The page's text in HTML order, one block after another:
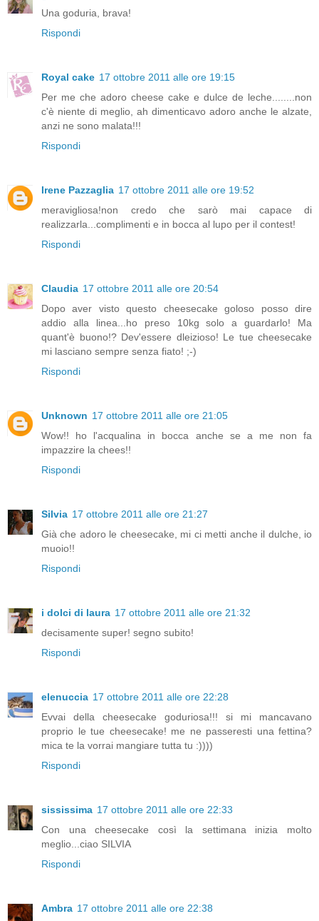
Una goduria, brava!
Rispondi
Royal cake 17 ottobre 2011 alle ore 19:15
Per me che adoro cheese cake e dulce de leche........non
c'è niente di meglio, ah dimenticavo adoro anche le alzate,
anzi ne sono malata!!!
Rispondi
Irene Pazzaglia 17 ottobre 2011 alle ore 19:52
meravigliosa!non credo che sarò mai capace di
realizzarla...complimenti e in bocca al lupo per il contest!
Rispondi
Claudia 17 ottobre 2011 alle ore 20:54
Dopo aver visto questo cheesecake goloso posso dire
addio alla linea...ho preso 10kg solo a guardarlo! Ma
quant'è buono!? Dev'essere dleizioso! Le tue cheesecake
mi lasciano sempre senza fiato! ;-)
Rispondi
Unknown 17 ottobre 2011 alle ore 21:05
Wow!! ho l'acqualina in bocca anche se a me non fa
impazzire la chees!!
Rispondi
Silvia 17 ottobre 2011 alle ore 21:27
Già che adoro le cheesecake, mi ci metti anche il dulche, io
muoio!!
Rispondi
i dolci di laura 17 ottobre 2011 alle ore 21:32
decisamente super! segno subito!
Rispondi
elenuccia 17 ottobre 2011 alle ore 22:28
Evvai della cheesecake goduriosa!!! si mi mancavano
proprio le tue cheesecake! me ne passeresti una fettina?
mica te la vorrai mangiare tutta tu :))))
Rispondi
sississima 17 ottobre 2011 alle ore 22:33
Con una cheesecake così la settimana inizia molto
meglio...ciao SILVIA
Rispondi
Ambra 17 ottobre 2011 alle ore 22:38